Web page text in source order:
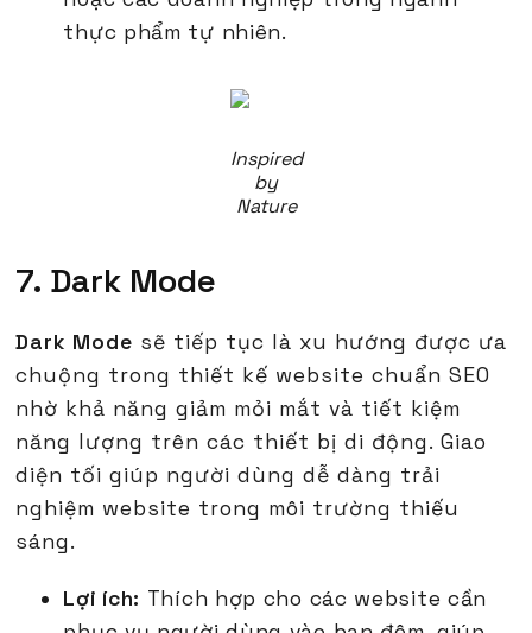
thực phẩm tự nhiên.
Inspired
by
Nature
7. Dark Mode
Dark Mode sẽ tiếp tục là xu hướng được ưa
chuộng trong thiết kế website chuẩn SEO
nhờ khả năng giảm mỏi mắt và tiết kiệm
năng lượng trên các thiết bị di động. Giao
diện tối giúp người dùng dễ dàng trải
nghiệm website trong môi trường thiếu
sáng.
Lợi ích: Thích hợp cho các website cần